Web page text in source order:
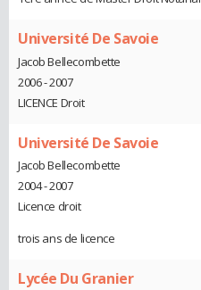
Université De Savoie
Jacob Bellecombette
2006 - 2007
LICENCE Droit
Université De Savoie
Jacob Bellecombette
2004 - 2007
Licence droit
trois ans de licence
Lycée Du Granier